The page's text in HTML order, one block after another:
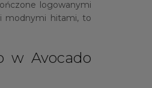
logowanymi
modnymi hitami, to
w Avocado